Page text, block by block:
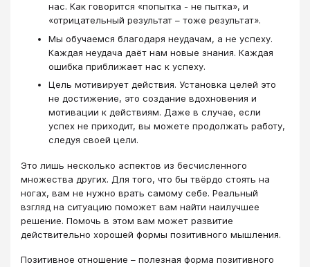
нас. Как говорится «попытка - не пытка», и
«отрицательный результат – тоже результат».
Мы обучаемся благодаря неудачам, а не успеху.
Каждая неудача даёт нам новые знания. Каждая
ошибка приближает нас к успеху.
Цель мотивирует действия. Установка целей это
не достижение, это создание вдохновения и
мотивации к действиям. Даже в случае, если
успех не приходит, вы можете продолжать работу,
следуя своей цели.
Это лишь несколько аспектов из бесчисленного
множества других. Для того, что бы твёрдо стоять на
ногах, вам не нужно врать самому себе. Реальный
взгляд на ситуацию поможет вам найти наилучшее
решение. Помочь в этом вам может развитие
действительно хорошей формы позитивного мышления.
Позитивное отношение – полезная форма позитивного